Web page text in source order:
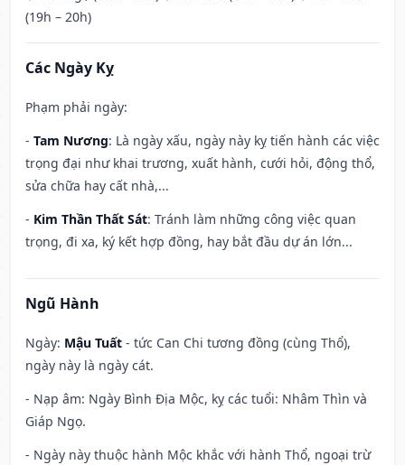
(19h – 20h)
Các Ngày Kỵ
Phạm phải ngày:
- Tam Nương: Là ngày xấu, ngày này kỵ tiến hành các việc
trọng đại như khai trương, xuất hành, cưới hỏi, động thổ,
sửa chữa hay cất nhà,...
- Kim Thần Thất Sát: Tránh làm những công việc quan
trọng, đi xa, ký kết hợp đồng, hay bắt đầu dự án lớn...
Ngũ Hành
Ngày: Mậu Tuất - tức Can Chi tương đồng (cùng Thổ),
ngày này là ngày cát.
- Nạp âm: Ngày Bình Địa Mộc, kỵ các tuổi: Nhâm Thìn và
Giáp Ngọ.
- Ngày này thuộc hành Mộc khắc với hành Thổ, ngoại trừ